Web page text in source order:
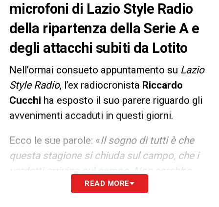
microfoni di Lazio Style Radio
della ripartenza della Serie A e
degli attacchi subiti da Lotito
Nell’ormai consueto appuntamento su Lazio
Style Radio, l’ex radiocronista Riccardo
Cucchi ha esposto il suo parere riguardo gli
avvenimenti accaduti in questi giorni.
Ecco le sue parole: «Il sogno di tutti è che
questa stagione si chiuda sul campo, che i
verdetti arrivino sul campo. Non sarebbe
stato giusto bloccare promozioni o
READ MORE